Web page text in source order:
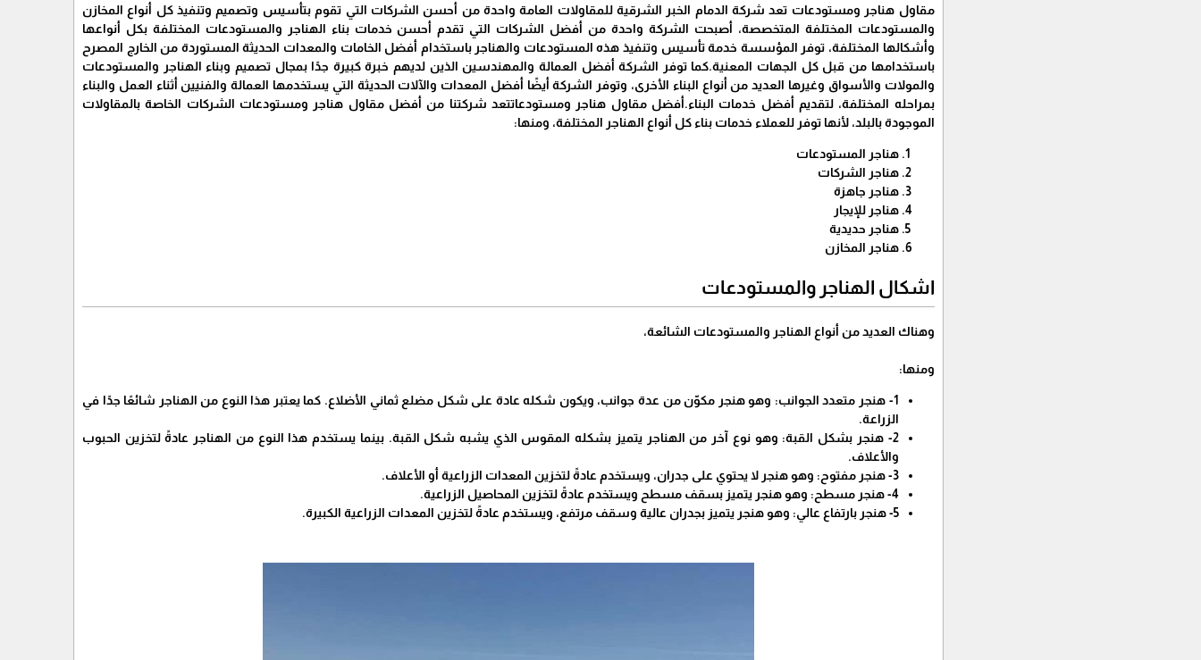
مقاول هناجر ومستودعات تعد شركة الدمام الخبر الشرقية للمقاولات العامة واحدة من أحسن الشركات التي تقوم بتأسيس وتصميم وتنفيذ كل أنواع المخازن
والمستودعات المختلفة المتخصصة، أصبحت الشركة واحدة من أفضل الشركات التي تقدم أحسن خدمات بناء الهناجر والمستودعات المختلفة بكل أنواعها
وأشكالها المختلفة، توفر المؤسسة خدمة تأسيس وتنفيذ هذه المستودعات والهناجر باستخدام أفضل الخامات والمعدات الحديثة المستوردة من الخارج المصرح
باستخدامها من قبل كل الجهات المعنية.كما توفر الشركة أفضل العمالة والمهندسين الذين لديهم خبرة كبيرة جدًا بمجال تصميم وبناء الهناجر والمستودعات
والمولات والأسواق وغيرها العديد من أنواع البناء الأخرى، وتوفر الشركة أيضًا أفضل المعدات والآلات الحديثة التي يستخدمها العمالة والفنيين أثناء العمل والبناء
بمراحله المختلفة، لتقديم أفضل خدمات البناء.أفضل مقاول هناجر ومستودعاتتعد شركتنا من أفضل مقاول هناجر ومستودعات الشركات الخاصة بالمقاولات
الموجودة بالبلد، لأنها توفر للعملاء خدمات بناء كل أنواع الهناجر المختلفة، ومنها:
هناجر المستودعات
هناجر الشركات
هناجر جاهزة
هناجر للإيجار
هناجر حديدية
هناجر المخازن
اشكال الهناجر والمستودعات
وهناك العديد من أنواع الهناجر والمستودعات الشائعة،
ومنها:
1- هنجر متعدد الجوانب: وهو هنجر مكوّن من عدة جوانب، ويكون شكله عادة على شكل مضلع ثماني الأضلاع. كما يعتبر هذا النوع من الهناجر شائعًا جدًا في
الزراعة.
2- هنجر بشكل القبة: وهو نوع آخر من الهناجر يتميز بشكله المقوس الذي يشبه شكل القبة. بينما يستخدم هذا النوع من الهناجر عادةً لتخزين الحبوب
والأعلاف.
3- هنجر مفتوح: وهو هنجر لا يحتوي على جدران، ويستخدم عادةً لتخزين المعدات الزراعية أو الأعلاف.
4- هنجر مسطح: وهو هنجر يتميز بسقف مسطح ويستخدم عادةً لتخزين المحاصيل الزراعية.
5- هنجر بارتفاع عالي: وهو هنجر يتميز بجدران عالية وسقف مرتفع، ويستخدم عادةً لتخزين المعدات الزراعية الكبيرة.